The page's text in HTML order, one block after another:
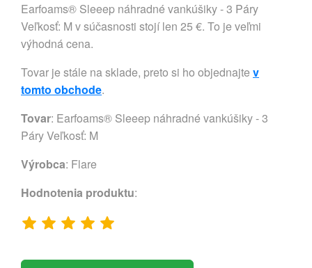
Earfoams® Sleeep náhradné vankúšiky - 3 Páry
Veľkosť: M v súčasnosti stojí len 25 €. To je veľmi
výhodná cena.
Tovar je stále na sklade, preto si ho objednajte v
tomto obchode.
Tovar: Earfoams® Sleeep náhradné vankúšiky - 3
Páry Veľkosť: M
Výrobca: Flare
Hodnotenia produktu: